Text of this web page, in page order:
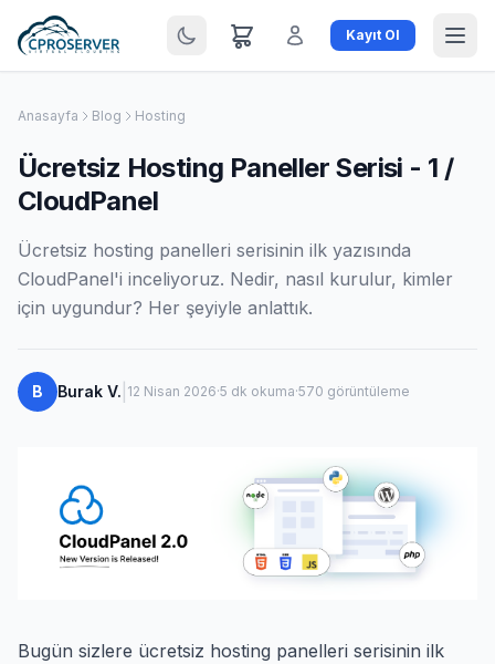
Kayıt Ol
Anasayfa Blog Hosting
Ücretsiz Hosting Paneller Serisi - 1 /
CloudPanel
Ücretsiz hosting panelleri serisinin ilk yazısında
CloudPanel'i inceliyoruz. Nedir, nasıl kurulur, kimler
için uygundur? Her şeyiyle anlattık.
B Burak V. 12 Nisan 2026·5 dk okuma·570 görüntüleme
Bugün sizlere ücretsiz hosting panelleri serisinin ilk